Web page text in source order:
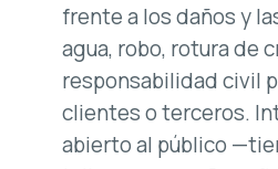
frente a los daños y
agua, robo, rotura de
responsabilidad civil
clientes o terceros.
abierto al público